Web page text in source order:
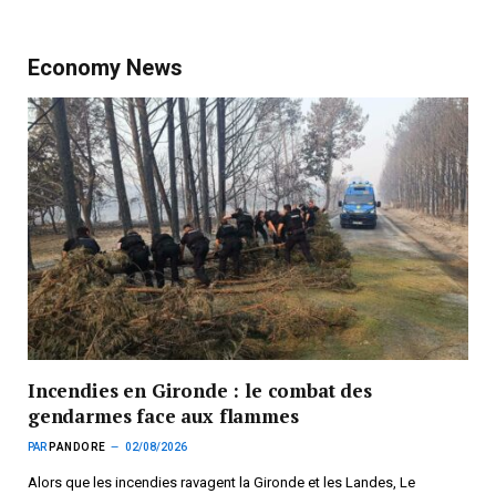
Economy News
Incendies en Gironde : le combat des
gendarmes face aux flammes
PAR PANDORE 02/08/2026
Alors que les incendies ravagent la Gironde et les Landes, Le